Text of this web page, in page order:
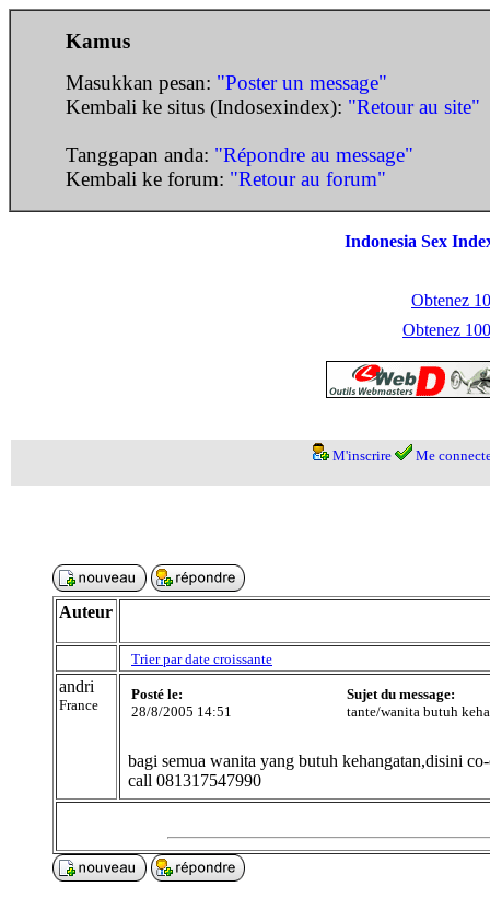
Kamus
Masukkan pesan: "Poster un message"
Kembali ke situs (Indosexindex): "Retour au site"
Tanggapan anda: "Répondre au message"
Kembali ke forum: "Retour au forum"
Indonesia Sex
Obtenez
Obtenez
M'inscrire Me
Auteur
Trier par date croissante
andri
France
Posté le:
28/8/2005 14:51
Sujet du message:
tante/wanita butuh
bagi semua wanita yang butuh kehangatan,disini
call 081317547990